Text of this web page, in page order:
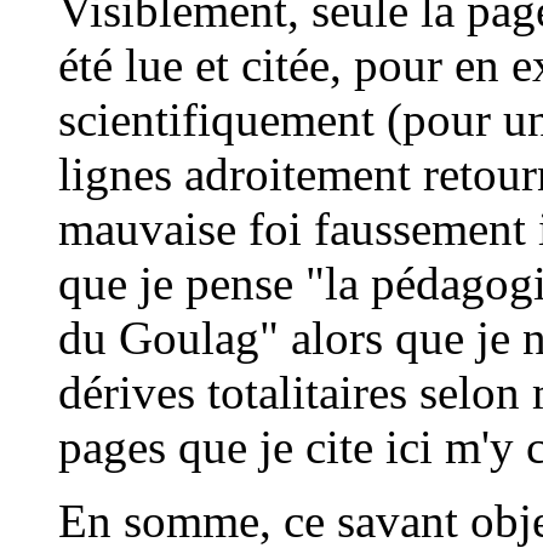
été lue et citée, pour en
scientifiquement (pour
lignes adroitement
mauvaise foi
que je pense "la
du Goulag" alors que je
dérives totalitaires selon
pages que je cite ici m'y
En somme, ce savant